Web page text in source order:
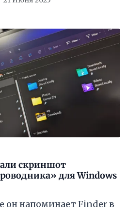
скриншот
для Windows
он напоминает Finder в